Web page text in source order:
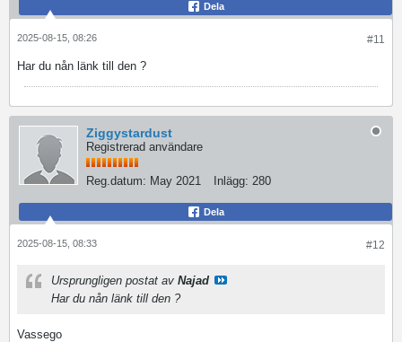
Dela
#11
2025-08-15, 08:26
Har du nån länk till den ?
Ziggystardust
Registrerad användare
Reg.datum: May 2021 Inlägg: 280
Dela
#12
2025-08-15, 08:33
Ursprungligen postat av Najad
Har du nån länk till den ?
Vassego